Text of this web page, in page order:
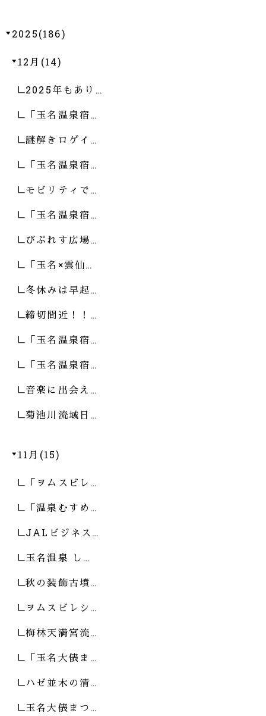
2025(186)
12月(14)
2025年もあり…
「玉名温泉宿…
謎解きロゲイ…
「玉名温泉宿…
モビリティで…
「玉名温泉宿…
びぷれす広場…
「玉名×雲仙…
冬休みは早起…
締切間近！！…
「玉名温泉宿…
「玉名温泉宿…
音楽に出会え…
菊池川流域日…
11月(15)
「ヲムスビレ…
「温泉むすめ…
JALビジネス…
玉名温泉 し…
秋の装飾古墳…
ヲムスビレシ…
梅林天満宮流…
「玉名大俵ま…
ハゼ並木の清…
玉名大俵まつ…